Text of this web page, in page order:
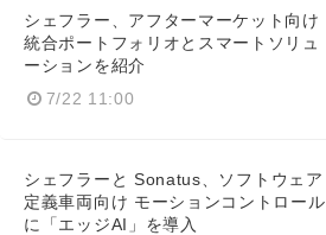
シェフラー、アフターマーケット向け
統合ポートフォリオとスマートソリュ
ーションを紹介
7/22 11:00
シェフラーと Sonatus、ソフトウェア
定義車両向け モーションコントロール
に「エッジAI」を導入